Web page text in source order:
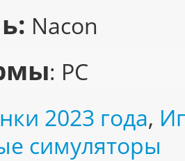
Nacon
: PC
2023 года,
симуляторы